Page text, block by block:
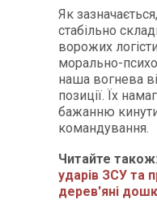
Як
стабільно
ворожих
морально-
наша вогнева
позиції. Їх
бажанню
командування.
Читайте також:
ударів ЗСУ та
дерев'яні